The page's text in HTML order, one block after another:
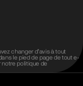
changer d’avis à tout
le pied de page de tout e-
notre politique de